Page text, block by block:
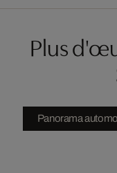
Plus
Panorama